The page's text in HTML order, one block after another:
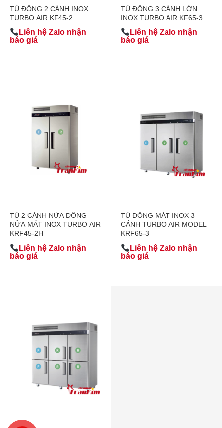
TỦ ĐÔNG 2 CÁNH INOX
TURBO AIR KF45-2
Liên hệ Zalo nhận
báo giá
TỦ ĐÔNG 3 CÁNH LỚN
INOX TURBO AIR KF65-3
Liên hệ Zalo nhận
báo giá
TỦ 2 CÁNH NỬA ĐÔNG
NỬA MÁT INOX TURBO AIR
KRF45-2H
Liên hệ Zalo nhận
báo giá
TỦ ĐÔNG MÁT INOX 3
CÁNH TURBO AIR MODEL
KRF65-3
Liên hệ Zalo nhận
báo giá